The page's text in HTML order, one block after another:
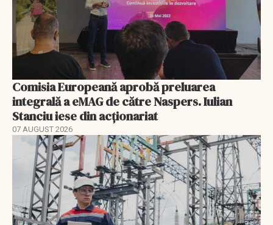
Comisia Europeană aprobă preluarea
integrală a eMAG de către Naspers. Iulian
Stanciu iese din acționariat
07 AUGUST 2026